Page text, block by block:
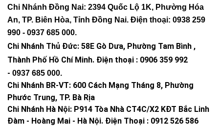
Chi Nhánh Đồng Nai: 2394 Quốc Lộ 1K, Phường Hóa
An, TP. Biên Hòa, Tỉnh Đồng Nai. Điện thoại: 0938 259
990 - 0937 685 000.
Chi Nhánh Thủ Đức: 58E Gò Dưa, Phường Tam Bình ,
Thành Phố Hồ Chí Minh. Điện thoại : 0906 359 992
- 0937 685 000.
Chi Nhánh BR-VT: 600 Cách Mạng Tháng 8, Phường
Phước Trung, TP. Bà Rịa
Chi Nhánh Hà Nội: P914 Tòa Nhà CT4C/X2 KĐT Bắc Linh
Đàm - Hoàng Mai - Hà Nội. Điện Thoại : 0912 526 586